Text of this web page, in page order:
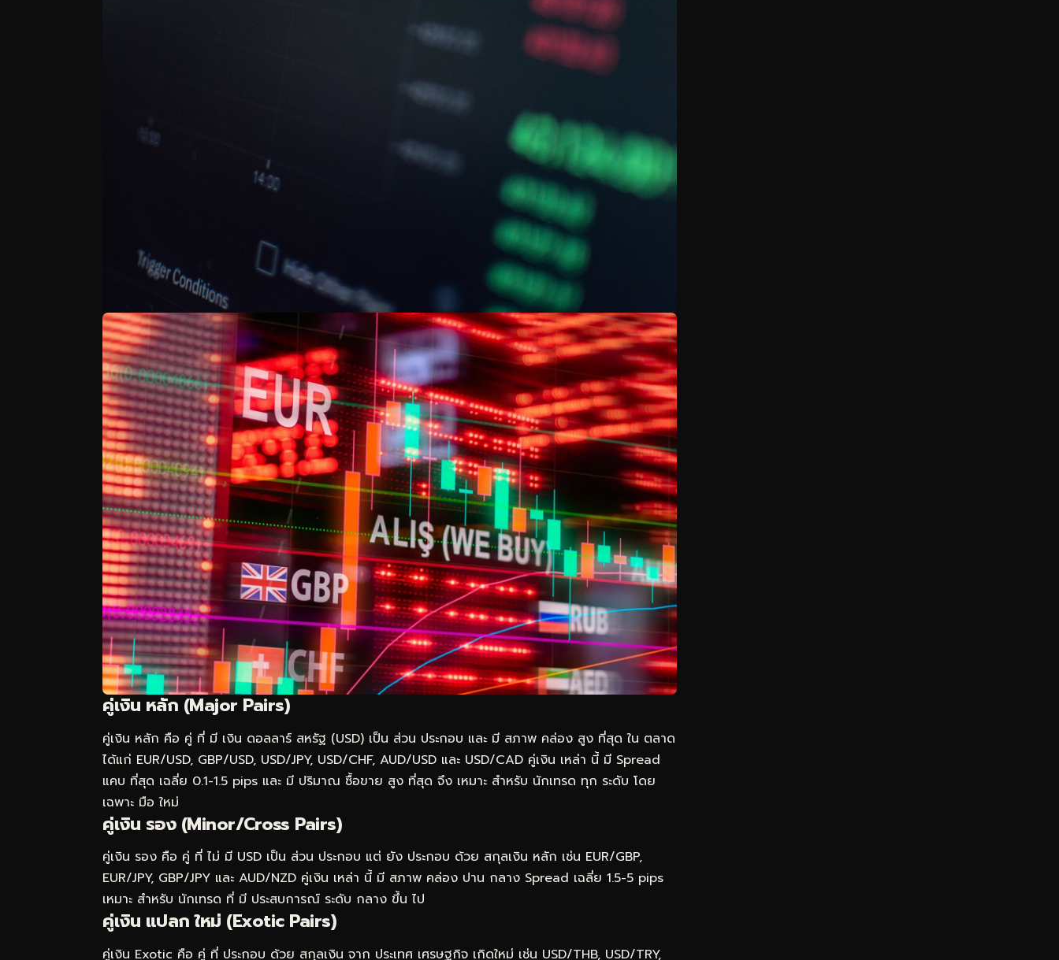
คู่เงิน หลัก (Major Pairs)
คู่เงิน หลัก คือ คู่ ที่ มี เงิน ดอลลาร์ สหรัฐ (USD) เป็น ส่วน ประกอบ และ มี สภาพ คล่อง สูง ที่สุด ใน ตลาด
ได้แก่ EUR/USD, GBP/USD, USD/JPY, USD/CHF, AUD/USD และ USD/CAD คู่เงิน เหล่า นี้ มี Spread
แคบ ที่สุด เฉลี่ย 0.1-1.5 pips และ มี ปริมาณ ซื้อขาย สูง ที่สุด จึง เหมาะ สำหรับ นักเทรด ทุก ระดับ โดย
เฉพาะ มือ ใหม่
คู่เงิน รอง (Minor/Cross Pairs)
คู่เงิน รอง คือ คู่ ที่ ไม่ มี USD เป็น ส่วน ประกอบ แต่ ยัง ประกอบ ด้วย สกุลเงิน หลัก เช่น EUR/GBP,
EUR/JPY, GBP/JPY และ AUD/NZD คู่เงิน เหล่า นี้ มี สภาพ คล่อง ปาน กลาง Spread เฉลี่ย 1.5-5 pips
เหมาะ สำหรับ นักเทรด ที่ มี ประสบการณ์ ระดับ กลาง ขึ้น ไป
คู่เงิน แปลก ใหม่ (Exotic Pairs)
คู่เงิน Exotic คือ คู่ ที่ ประกอบ ด้วย สกุลเงิน จาก ประเทศ เศรษฐกิจ เกิดใหม่ เช่น USD/THB, USD/TRY,